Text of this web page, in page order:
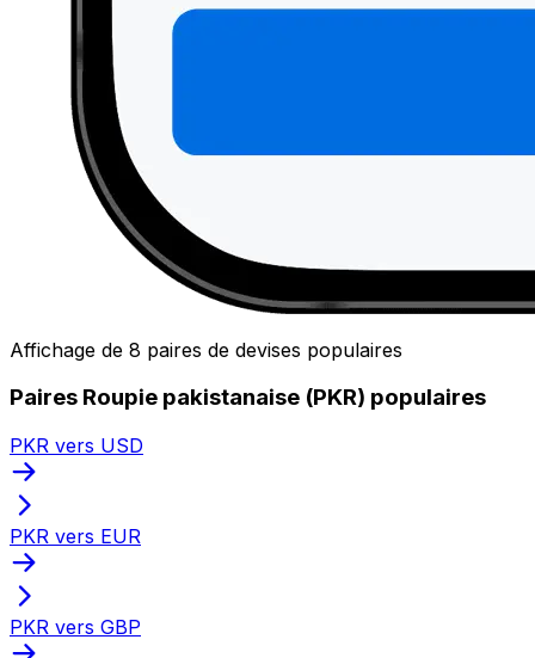
Affichage de 8 paires de devises populaires
Paires Roupie pakistanaise (PKR) populaires
PKR vers USD
PKR vers EUR
PKR vers GBP